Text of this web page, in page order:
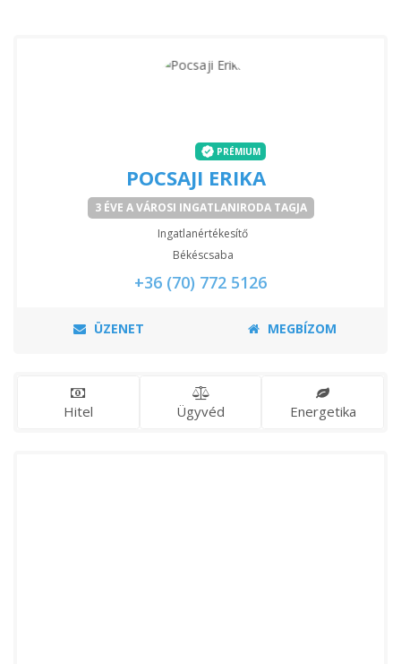
PRÉMIUM
POCSAJI ERIKA
3 ÉVE A VÁROSI INGATLANIRODA TAGJA
Ingatlanértékesítő
Békéscsaba
+36 (70) 772 5126
ÜZENET MEGBÍZOM
Hitel Ügyvéd Energetika